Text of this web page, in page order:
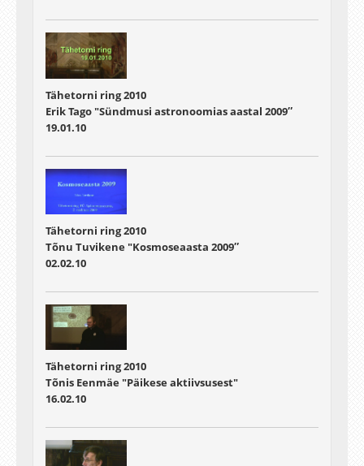
Tähetorni ring 2010
Erik Tago "Sündmusi astronoomias aastal 2009″
19.01.10
Tähetorni ring 2010
Tõnu Tuvikene "Kosmoseaasta 2009″
02.02.10
Tähetorni ring 2010
Tõnis Eenmäe "Päikese aktiivsusest"
16.02.10